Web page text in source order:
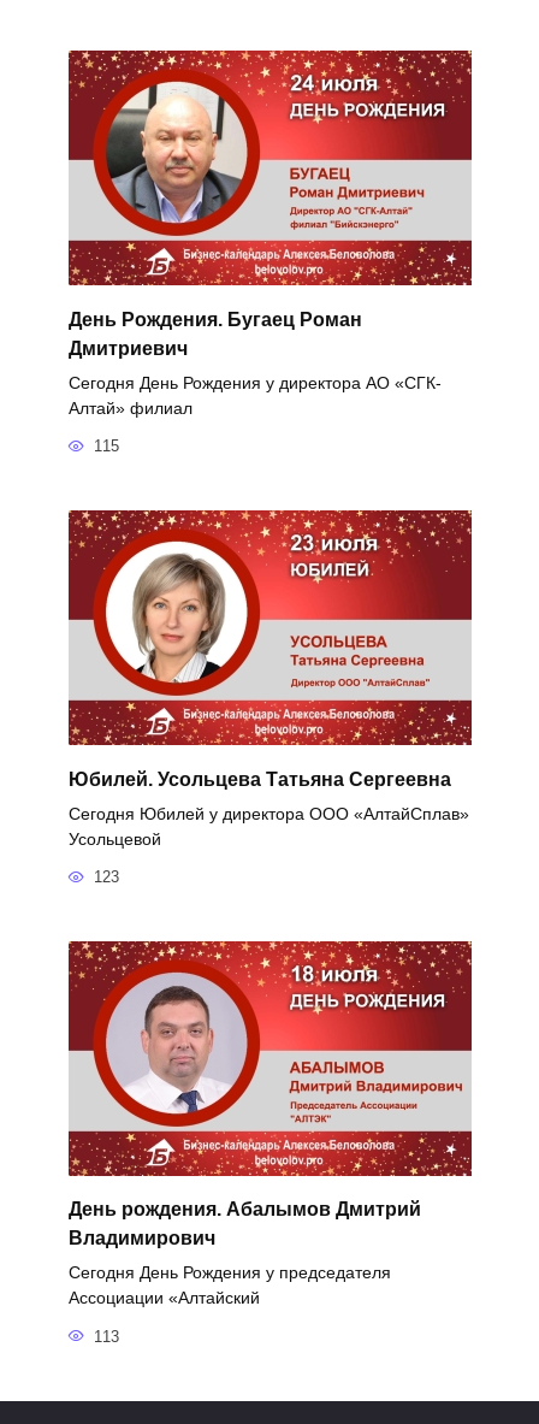
День Рождения. Бугаец Роман
Дмитриевич
Сегодня День Рождения у директора АО «СГК-
Алтай» филиал
115
Юбилей. Усольцева Татьяна Сергеевна
Сегодня Юбилей у директора ООО «АлтайСплав»
Усольцевой
123
День рождения. Абалымов Дмитрий
Владимирович
Сегодня День Рождения у председателя
Ассоциации «Алтайский
113